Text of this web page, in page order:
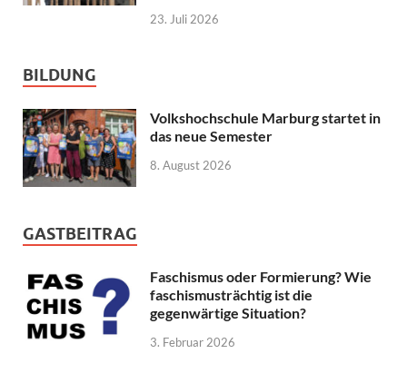
23. Juli 2026
BILDUNG
Volkshochschule Marburg startet in
das neue Semester
8. August 2026
GASTBEITRAG
Faschismus oder Formierung? Wie
faschismusträchtig ist die
gegenwärtige Situation?
3. Februar 2026